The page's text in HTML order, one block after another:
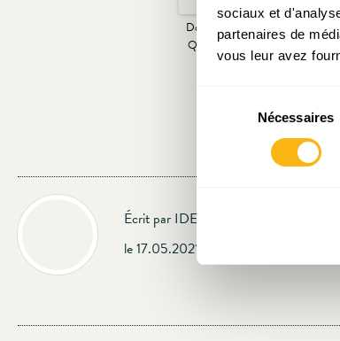
sociaux et
partenaires de
vous leur avez
consentement
Nécessaires
Document de travail N°16 :
Quelques réflexions sur le
budget 2021 !
Écrit par IDEA
le 17.05.2021